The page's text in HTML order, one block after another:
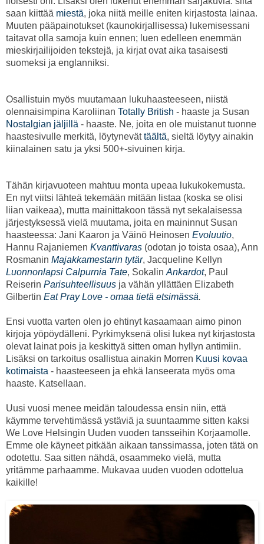
saan kiittää miestä, joka niitä meille eniten kirjastosta lainaa.
Muuten pääpainotukset (kaunokirjallisessa) lukemisessani
taitavat olla samoja kuin ennen; luen edelleen enemmän
mieskirjailijoiden tekstejä, ja kirjat ovat aika tasaisesti
suomeksi ja englanniksi.
Osallistuin myös muutamaan lukuhaasteeseen, niistä
olennaisimpina Karoliinan Totally British - haaste ja Susan
Nostalgian jäljillä - haaste. Ne, joita en ole muistanut tuonne
haastesivulle merkitä, löytynevättäältä, sieltä löytyy ainakin
kiinalainen satu ja yksi 500+-sivuinen kirja.
Tähän kirjavuoteen mahtuu monta upeaa lukukokemusta.
En nyt viitsi lähteä tekemään mitään listaa (koska se olisi
liian vaikeaa), mutta mainittakoon tässä nyt sekalaisessa
järjestyksessä vielä muutama, joita en maininnut Susan
haasteessa: Jani Kaaron ja Väinö Heinosen Evoluutio,
Hannu Rajaniemen Kvanttivaras (odotan jo toista osaa), Ann
Rosmanin Majakkamestarin tytär, Jacqueline Kellyn
Luonnonlapsi Calpurnia Tate, Sokalin Ankardot, Paul
Reiserin Parisuhteellisuus ja vähän yllättäen Elizabeth
Gilbertin Eat Pray Love - omaa tietä etsimässä.
Ensi vuotta varten olen jo ehtinyt kasaamaan aimo pinon
kirjoja yöpöydälleni. Pyrkimyksenä olisi lukea nyt kirjastosta
olevat lainat pois ja keskittyä sitten oman hyllyn antimiin.
Lisäksi on tarkoitus osallistua ainakin Morren Kuusi kovaa
kotimaista - haasteeseen ja ehkä lanseerata myös oma
haaste. Katsellaan.
Uusi vuosi menee meidän taloudessa ensin niin, että
käymme tervehtimässä ystäviä ja suuntaamme sitten kaksi
We Love Helsingin Uuden vuoden tansseihin Korjaamolle.
Emme ole käyneet pitkään aikaan tanssimassa, joten tätä on
odotettu. Saa sitten nähdä, osaammeko vielä, mutta
yritämme parhaamme. Mukavaa uuden vuoden odottelua
kaikille!